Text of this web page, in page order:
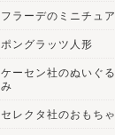
フラーデのミニチュア
ポングラッツ人形
ケーセン社のぬいぐる
み
セレクタ社のおもちゃ